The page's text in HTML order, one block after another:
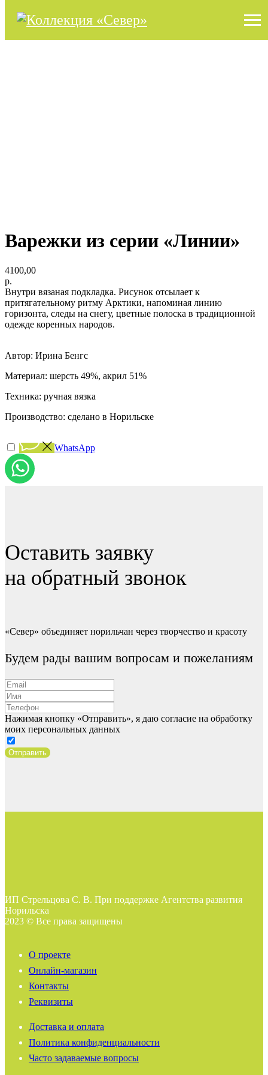
Варежки из серии «Линии»
4100,00
р.
Внутри вязаная подкладка. Рисунок отсылает к
притягательному ритму Арктики, напоминая линию
горизонта, следы на снегу, цветные полоска в традиционной
одежде коренных народов.
Автор: Ирина Бенгс
Материал: шерсть 49%, акрил 51%
Техника: ручная вязка
Производство: сделано в Норильске
WhatsApp
Оставить заявку
на обратный звонок
«Север» объединяет норильчан через творчество и красоту
Будем рады вашим вопросам и пожеланиям
Нажимая кнопку «Отправить», я даю согласие на обработку
моих персональных данных
Отправить
ИП Стрельцова С. В. При поддержке Агентства развития
Норильска
2023 © Все права защищены
О проекте
Онлайн-магазин
Контакты
Реквизиты
Доставка и оплата
Политика конфиденциальности
Часто задаваемые вопросы